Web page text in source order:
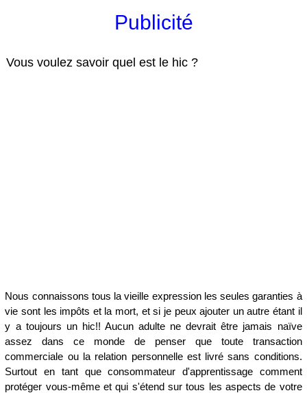
Publicité
Vous voulez savoir quel est le hic ?
Nous connaissons tous la vieille expression les seules garanties à
vie sont les impôts et la mort, et si je peux ajouter un autre étant il
y a toujours un hic!! Aucun adulte ne devrait être jamais naïve
assez dans ce monde de penser que toute transaction
commerciale ou la relation personnelle est livré sans conditions.
Surtout en tant que consommateur d'apprentissage comment
protéger vous-même et qui s'étend sur tous les aspects de votre